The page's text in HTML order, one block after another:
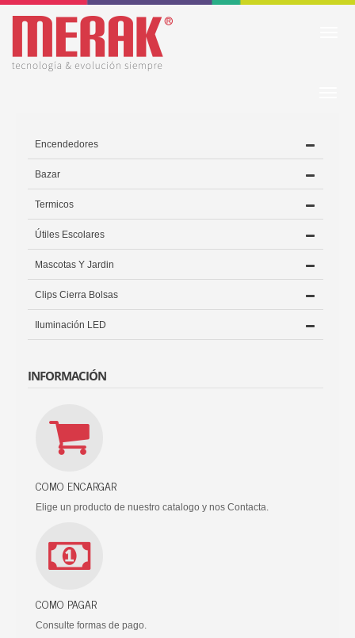
Encendedores
Bazar
Termicos
Útiles Escolares
Mascotas Y Jardin
Clips Cierra Bolsas
Iluminación LED
INFORMACIÓN
COMO ENCARGAR
Elige un producto de nuestro catalogo y nos Contacta.
COMO PAGAR
Consulte formas de pago.